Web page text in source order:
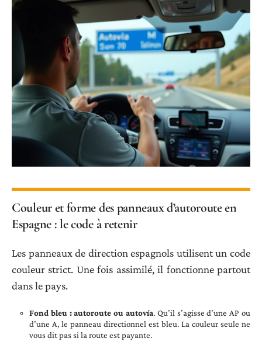
Couleur et forme des panneaux d’autoroute en
Espagne : le code à retenir
Les panneaux de direction espagnols utilisent un code
couleur strict. Une fois assimilé, il fonctionne partout
dans le pays.
Fond bleu : autoroute ou autovía. Qu’il s’agisse d’une AP ou
d’une A, le panneau directionnel est bleu. La couleur seule ne
vous dit pas si la route est payante.